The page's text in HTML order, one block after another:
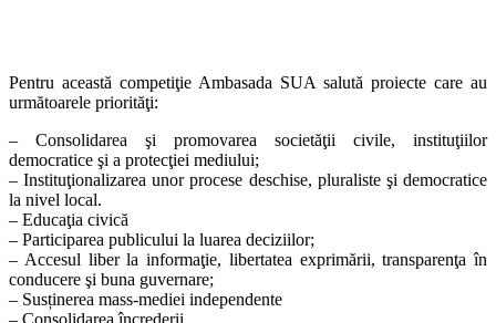
Pentru această competiţie Ambasada SUA salută proiecte care au
următoarele priorităţi:
– Consolidarea şi promovarea societăţii civile, instituţiilor
democratice şi a protecţiei mediului;
– Instituţionalizarea unor procese deschise, pluraliste şi democratice
la nivel local.
– Educaţia civică
– Participarea publicului la luarea deciziilor;
– Accesul liber la informaţie, libertatea exprimării, transparenţa în
conducere şi buna guvernare;
– Susținerea mass-mediei independente
– Consolidarea încrederii